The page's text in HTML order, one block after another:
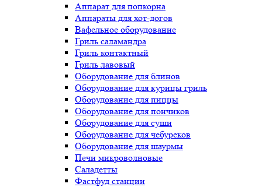
Аппарат для попкорна
Аппараты для хот-догов
Вафельное оборудование
Гриль саламандра
Гриль контактный
Гриль лавовый
Оборудование для блинов
Оборудование для курицы гриль
Оборудование для пиццы
Оборудование для пончиков
Оборудование для суши
Оборудование для чебуреков
Оборудование для шаурмы
Печи микроволновые
Саладетты
Фастфуд станции